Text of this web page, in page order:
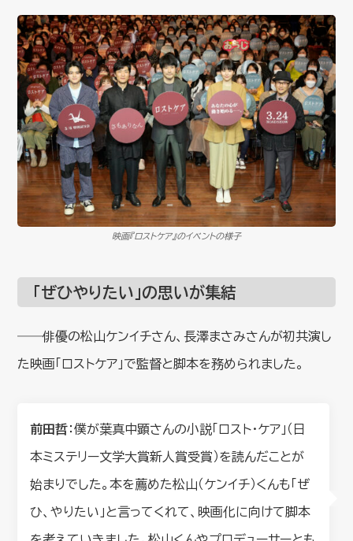
映画『ロストケア』のイベントの様子
「ぜひやりたい」の思いが集結
――俳優の松山ケンイチさん、長澤まさみさんが初共演し
た映画「ロストケア」で監督と脚本を務められました。
前田哲：僕が葉真中顕さんの小説「ロスト・ケア」（日
本ミステリー文学大賞新人賞受賞）を読んだことが
始まりでした。本を薦めた松山（ケンイチ）くんも「ぜ
ひ、やりたい」と言ってくれて、映画化に向けて脚本